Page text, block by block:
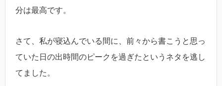
分は最高です。
さて、私が寝込んでいる間に、前々から書こうと思っ
ていた日の出時間のピークを過ぎたというネタを逃し
てました。